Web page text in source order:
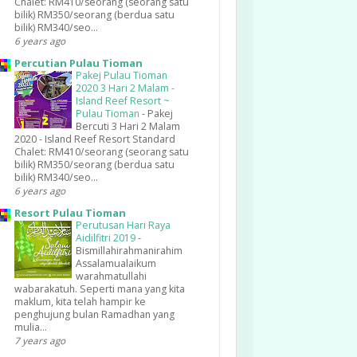
bilik) RM350/seorang (berdua satu
bilik) RM340/seo...
6 years ago
Percutian Pulau Tioman
Pakej Pulau Tioman
2020 3 Hari 2 Malam -
Island Reef Resort ~
Pulau Tioman - Pakej
Bercuti 3 Hari 2 Malam
2020 - Island Reef Resort Standard
Chalet: RM410/seorang (seorang satu
bilik) RM350/seorang (berdua satu
bilik) RM340/seo...
6 years ago
Resort Pulau Tioman
Perutusan Hari Raya
Aidilfitri 2019-
Bismillahirahmanirahim
Assalamualaikum
warahmatullahi
wabarakatuh. Seperti mana yang kita
maklum, kita telah hampir ke
penghujung bulan Ramadhan yang
mulia...
7 years ago